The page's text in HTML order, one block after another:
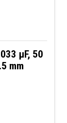
µF, 50
mm